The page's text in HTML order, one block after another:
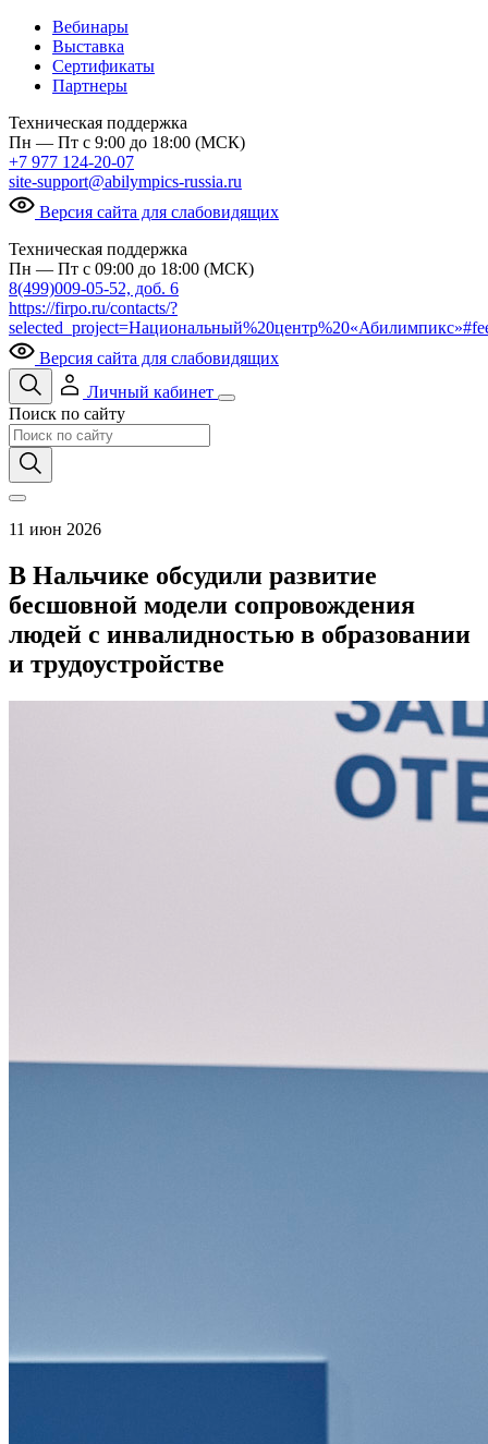
Вебинары
Выставка
Сертификаты
Партнеры
Техническая поддержка
Пн — Пт с 9:00 до 18:00 (МСК)
+7 977 124-20-07
site-support@abilympics-russia.ru
Версия сайта для слабовидящих
Техническая поддержка
Пн — Пт с 09:00 до 18:00 (МСК)
8(499)009-05-52, доб. 6
https://firpo.ru/contacts/?
Версия сайта для слабовидящих
Личный кабинет
Поиск по сайту
11 июн 2026
В Нальчике обсудили развитие
бесшовной модели сопровождения
людей с инвалидностью в образовании
и трудоустройстве